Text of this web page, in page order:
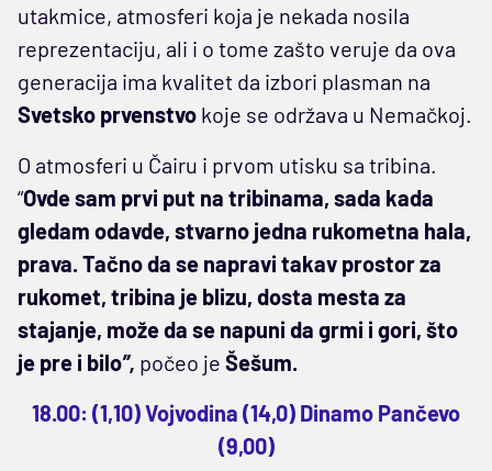
utakmice, atmosferi koja je nekada nosila
reprezentaciju, ali i o tome zašto veruje da ova
generacija ima kvalitet da izbori plasman na
Svetsko prvenstvo koje se održava u Nemačkoj.
O atmosferi u Čairu i prvom utisku sa tribina.
“Ovde sam prvi put na tribinama, sada kada
gledam odavde, stvarno jedna rukometna hala,
prava. Tačno da se napravi takav prostor za
rukomet, tribina je blizu, dosta mesta za
stajanje, može da se napuni da grmi i gori, što
je pre i bilo”, počeo je Šešum.
18.00: (1,10) Vojvodina (14,0) Dinamo Pančevo
(9,00)